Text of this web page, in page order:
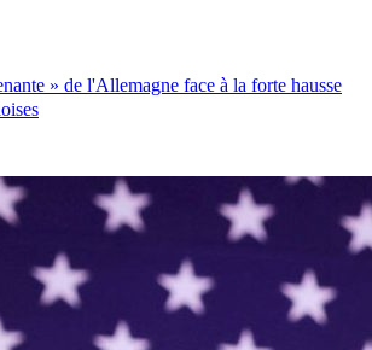
» de l'Allemagne face à la forte hausse